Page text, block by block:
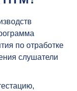
по отработке
слушатели